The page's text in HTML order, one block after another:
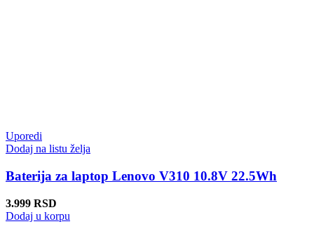
Uporedi
Dodaj na listu želja
Baterija za laptop Lenovo V310 10.8V 22.5Wh
3.999 RSD
Dodaj u korpu